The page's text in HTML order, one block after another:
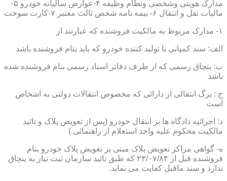
مدارک هویتی وشخصی ونظام وظیفه ۴-عوارض سالیانه خودرو ۵-
مالیات نقل و انتقال ۶- بیمه نامه شخص ثالث معتبر ۷-کارت سوخت
۱- مدارک مربوط به مالکیت فروشنده که عبارتند از
الف: سند کمپانی یا تولید کننده خودرو که باید بنام فروشنده باشد
ب: بنچاق رسمی که از طرف دفاتر اسناد رسمی بنام فروشنده شده
باشد
ج : برگ انتقالی از دارائی که مخصوص انتقالات دولتی به اشخاص
است
د: اجرائیه دادگاه ها بر انتقال خودرو (پس از تعویض پلاک و تائید
مالکیت محکوم علیه واخذ استعلام از راهنمائی )
ه- گواهی مراکز تعویض پلاک مبنی بر تعویض پلاک خودرو بنام
فروشنده قبل از ۲۳/۰۷/۸۴ که طبق تائید سازمان ثبت نیاز به بنچاق
ندارد و سند ماقبل کفایت می نماید.